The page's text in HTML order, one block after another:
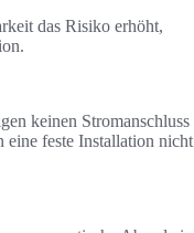
das Risiko erhöht,
keinen Stromanschluss
eine feste Installation nicht